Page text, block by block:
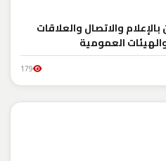
والاتصال والعلاقات
العمومية
179